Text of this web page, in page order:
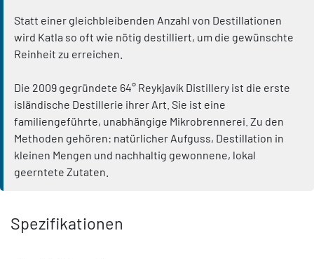
Statt einer gleichbleibenden Anzahl von Destillationen
wird Katla so oft wie nötig destilliert, um die gewünschte
Reinheit zu erreichen.
Die 2009 gegründete 64° Reykjavík Distillery ist die erste
isländische Destillerie ihrer Art. Sie ist eine
familiengeführte, unabhängige Mikrobrennerei. Zu den
Methoden gehören: natürlicher Aufguss, Destillation in
kleinen Mengen und nachhaltig gewonnene, lokal
geerntete Zutaten.
Spezifikationen